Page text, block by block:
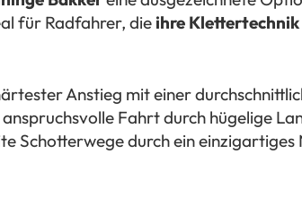
für Radfahrer, die ihre
Anstieg mit einer
anspruchsvolle Fahrt durch hügelige
Schotterwege durch ein einzigartiges